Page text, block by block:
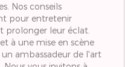
Nos conseils
pour entretenir
prolonger leur éclat.
à une mise en scène
ambassadeur de l'art